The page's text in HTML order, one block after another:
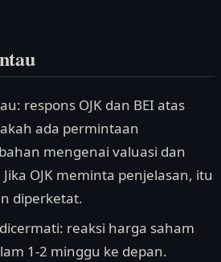
respons OJK dan BEI atas
ada permintaan
mengenai valuasi dan
OJK meminta penjelasan, itu
diperketat.
reaksi harga saham
1-2 minggu ke depan.